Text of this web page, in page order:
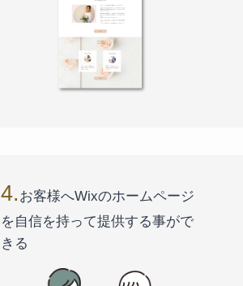
4. お客様へWixのホームページ
を自信を持って提供する事がで
きる